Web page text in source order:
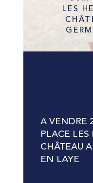
LES
A VENDRE
PLACE LES
CHÂTEAU
EN LAYE